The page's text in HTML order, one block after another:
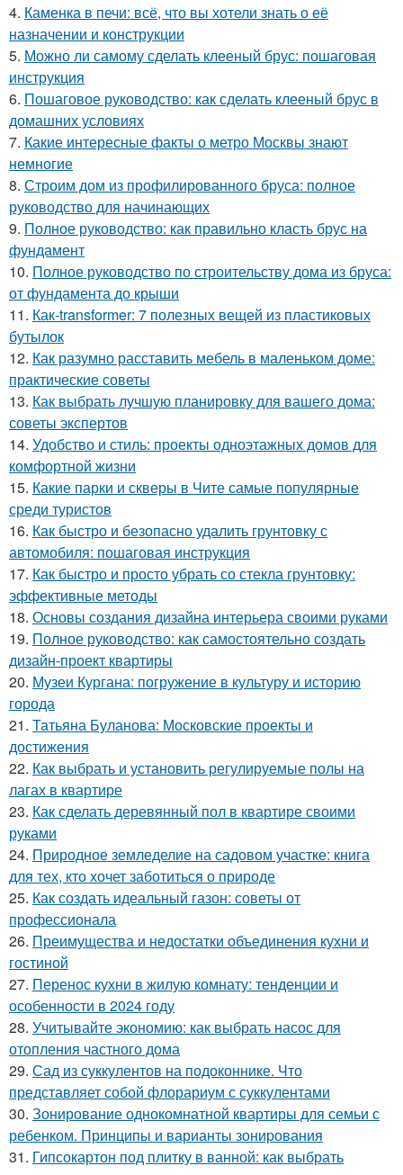
4. Каменка в печи: всё, что вы хотели знать о её
назначении и конструкции
5. Можно ли самому сделать клееный брус: пошаговая
инструкция
6. Пошаговое руководство: как сделать клееный брус в
домашних условиях
7. Какие интересные факты о метро Москвы знают
немногие
8. Строим дом из профилированного бруса: полное
руководство для начинающих
9. Полное руководство: как правильно класть брус на
фундамент
10. Полное руководство по строительству дома из бруса:
от фундамента до крыши
11. Как-transformer: 7 полезных вещей из пластиковых
бутылок
12. Как разумно расставить мебель в маленьком доме:
практические советы
13. Как выбрать лучшую планировку для вашего дома:
советы экспертов
14. Удобство и стиль: проекты одноэтажных домов для
комфортной жизни
15. Какие парки и скверы в Чите самые популярные
среди туристов
16. Как быстро и безопасно удалить грунтовку с
автомобиля: пошаговая инструкция
17. Как быстро и просто убрать со стекла грунтовку:
эффективные методы
18. Основы создания дизайна интерьера своими руками
19. Полное руководство: как самостоятельно создать
дизайн-проект квартиры
20. Музеи Кургана: погружение в культуру и историю
города
21. Татьяна Буланова: Московские проекты и
достижения
22. Как выбрать и установить регулируемые полы на
лагах в квартире
23. Как сделать деревянный пол в квартире своими
руками
24. Природное земледелие на садовом участке: книга
для тех, кто хочет заботиться о природе
25. Как создать идеальный газон: советы от
профессионала
26. Преимущества и недостатки объединения кухни и
гостиной
27. Перенос кухни в жилую комнату: тенденции и
особенности в 2024 году
28. Учитывайте экономию: как выбрать насос для
отопления частного дома
29. Сад из суккулентов на подоконнике. Что
представляет собой флорариум с суккулентами
30. Зонирование однокомнатной квартиры для семьи с
ребенком. Принципы и варианты зонирования
31. Гипсокартон под плитку в ванной: как выбрать